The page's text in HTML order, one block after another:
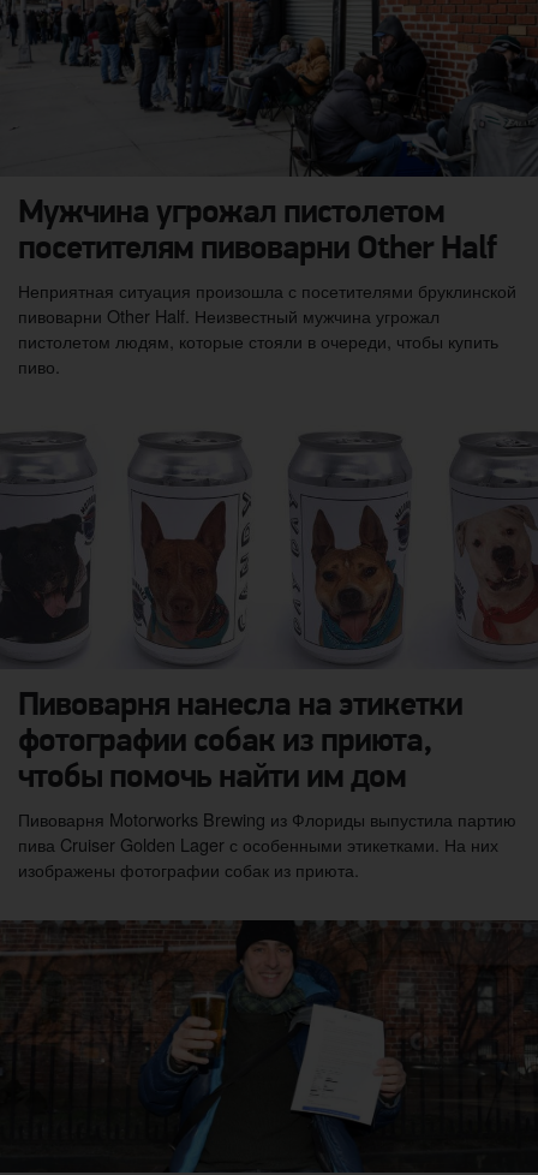
Мужчина угрожал пистолетом
посетителям пивоварни Other Half
Неприятная ситуация произошла с посетителями бруклинской
пивоварни Other Half. Неизвестный мужчина угрожал
пистолетом людям, которые стояли в очереди, чтобы купить
пиво.
Пивоварня нанесла на этикетки
фотографии собак из приюта,
чтобы помочь найти им дом
Пивоварня Motorworks Brewing из Флориды выпустила партию
пива Cruiser Golden Lager с особенными этикетками. На них
изображены фотографии собак из приюта.